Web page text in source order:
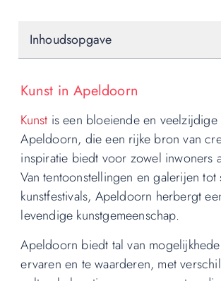
Kunst in Apeldoorn
Kunst is een bloeiende en veelzijdige
Apeldoorn, die een rijke bron van
inspiratie biedt voor zowel inwoners
Van tentoonstellingen en galerijen tot
kunstfestivals, Apeldoorn herbergt
levendige kunstgemeenschap.
Apeldoorn biedt tal van
ervaren en te waarderen, met
Inhoudsopgave